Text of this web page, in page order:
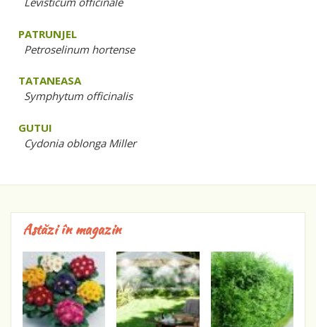
PATRUNJEL
Petroselinum hortense
TATANEASA
Symphytum officinalis
GUTUI
Cydonia oblonga Miller
Astăzi în magazin